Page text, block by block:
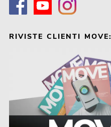
RIVISTE CLIENTI MOVE: